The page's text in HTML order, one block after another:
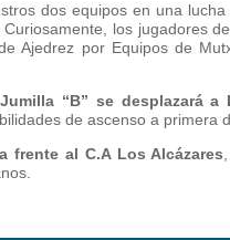
dos equipos en una
. Curiosamente, los jugadores
Ajedrez por Equipos de
“B” se desplazará a
de ascenso a primera
frente al C.A Los Alcázares